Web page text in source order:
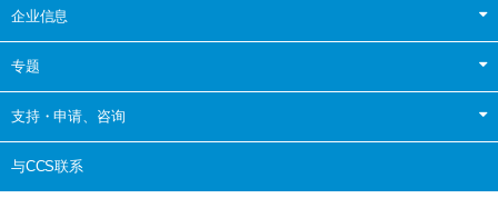
企业信息
专题
支持・申请、咨询
与CCS联系